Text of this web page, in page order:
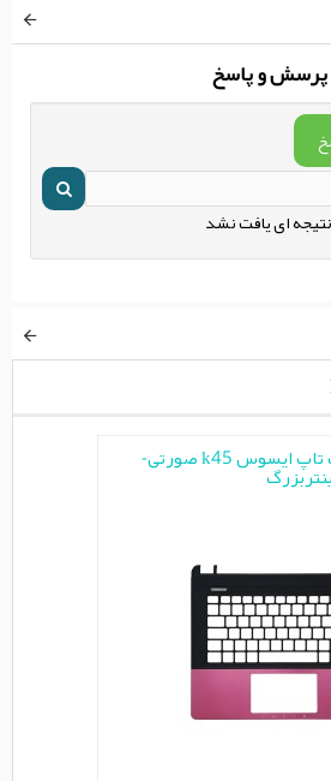
پرسش و پاسخ
نتیجه ای یافت نشد
قاب کنار کیبرد لپ تاپ ایسوس k45 صورتی-